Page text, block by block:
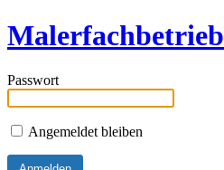
Passwort
Angemeldet bleiben